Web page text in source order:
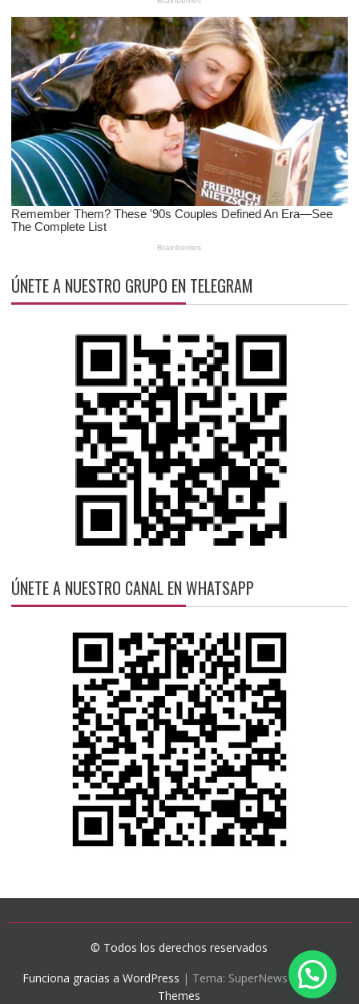
ÚNETE A NUESTRO GRUPO EN TELEGRAM
ÚNETE A NUESTRO CANAL EN WHATSAPP
© Todos los derechos reservados
Funciona gracias a WordPress | Tema: SuperNews deAcme
Themes